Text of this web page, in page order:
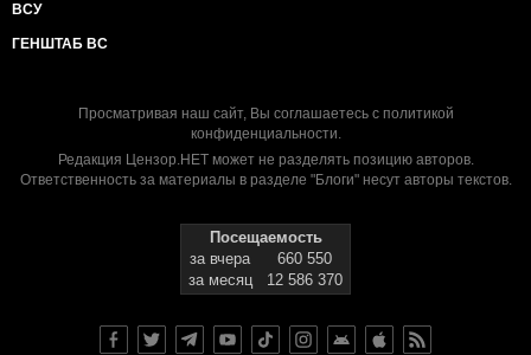
ВСУ
ГЕНШТАБ ВС
Просматривая наш сайт, Вы соглашаетесь с политикой
конфиденциальности.
Редакция Цензор.НЕТ может не разделять позицию авторов.
Ответственность за материалы в разделе "Блоги" несут авторы текстов.
Посещаемость
за вчера
660 550
за месяц
12 586 370